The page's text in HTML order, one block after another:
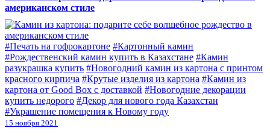
американском стиле
#Печать на гофрокартоне #Картонный камин
#Рождественский камин купить в Казахстане #Камин
разукрашка купить #Новогодний камин из картона с принтом
красного кирпича #Крутые изделия из картона #Камин из
картона от Good Box с доставкой #Новогодние декорации
купить недорого #Декор для нового года Казахстан
#Украшение помещения к Новому году
15 ноября 2021